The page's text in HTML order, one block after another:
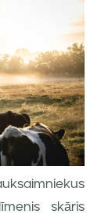
skāris